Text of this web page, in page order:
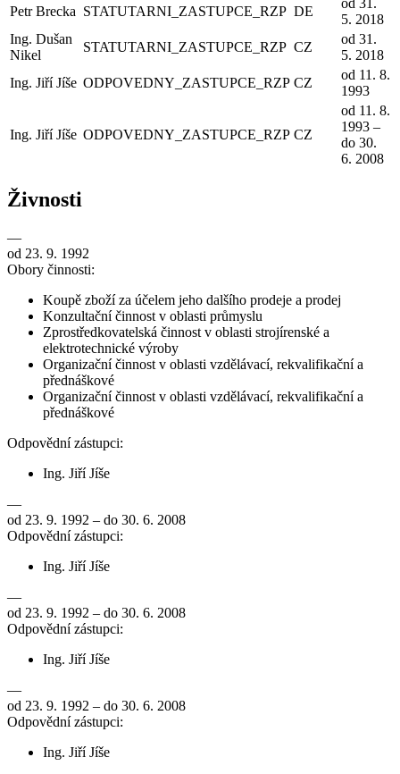
Petr Brecka STATUTARNI_ZASTUPCE_RZP DE
od 31.
5. 2018
Ing. Dušan
Nikel
STATUTARNI_ZASTUPCE_RZP CZ
od 31.
5. 2018
Ing. Jiří Jíše ODPOVEDNY_ZASTUPCE_RZP CZ
od 11. 8.
1993
Ing. Jiří Jíše ODPOVEDNY_ZASTUPCE_RZP CZ
od 11. 8.
1993 –
do 30.
6. 2008
Živnosti
—
od 23. 9. 1992
Obory činnosti:
Koupě zboží za účelem jeho dalšího prodeje a prodej
Konzultační činnost v oblasti průmyslu
Zprostředkovatelská činnost v oblasti strojírenské a
elektrotechnické výroby
Organizační činnost v oblasti vzdělávací, rekvalifikační a
přednáškové
Organizační činnost v oblasti vzdělávací, rekvalifikační a
přednáškové
Odpovědní zástupci:
Ing. Jiří Jíše
—
od 23. 9. 1992 – do 30. 6. 2008
Odpovědní zástupci:
Ing. Jiří Jíše
—
od 23. 9. 1992 – do 30. 6. 2008
Odpovědní zástupci:
Ing. Jiří Jíše
—
od 23. 9. 1992 – do 30. 6. 2008
Odpovědní zástupci:
Ing. Jiří Jíše